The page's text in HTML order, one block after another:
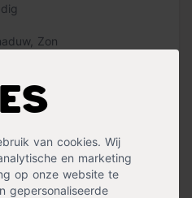
van cookies. Wij
en marketing
op onze website te
gepersonaliseerde
Zon
April
»